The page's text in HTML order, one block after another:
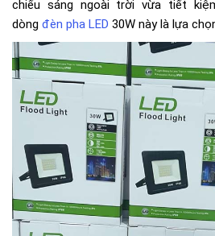
chiếu sáng ngoài trời vừa tiết
dòng đèn pha LED 30W này là lựa